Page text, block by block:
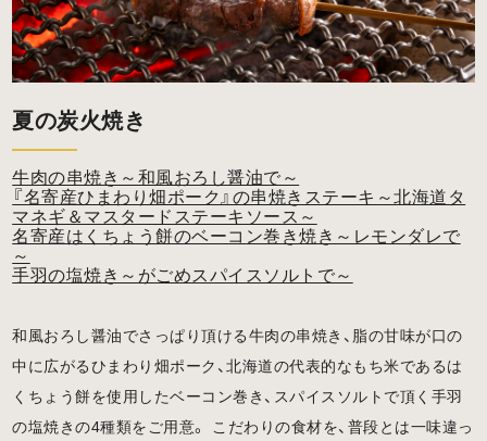
夏の炭火焼き
牛肉の串焼き～和風おろし醤油で～
『名寄産ひまわり畑ポーク』の串焼きステーキ～北海道タ
マネギ＆マスタードステーキソース～
名寄産はくちょう餅のベーコン巻き焼き～レモンダレで
～
手羽の塩焼き～がごめスパイスソルトで～
和風おろし醤油でさっぱり頂ける牛肉の串焼き、脂の甘味が口の
中に広がるひまわり畑ポーク、北海道の代表的なもち米であるは
くちょう餅を使用したベーコン巻き、スパイスソルトで頂く手羽
の塩焼きの4種類をご用意。 こだわりの食材を、普段とは一味違っ